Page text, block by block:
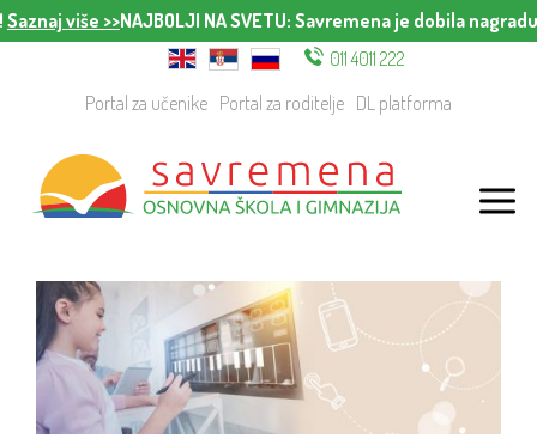
više >>NAJBOLJI NA SVETU: Savremena je dobila nagradu
011 4011 222
Portal za učenike Portal za roditelje DL platforma